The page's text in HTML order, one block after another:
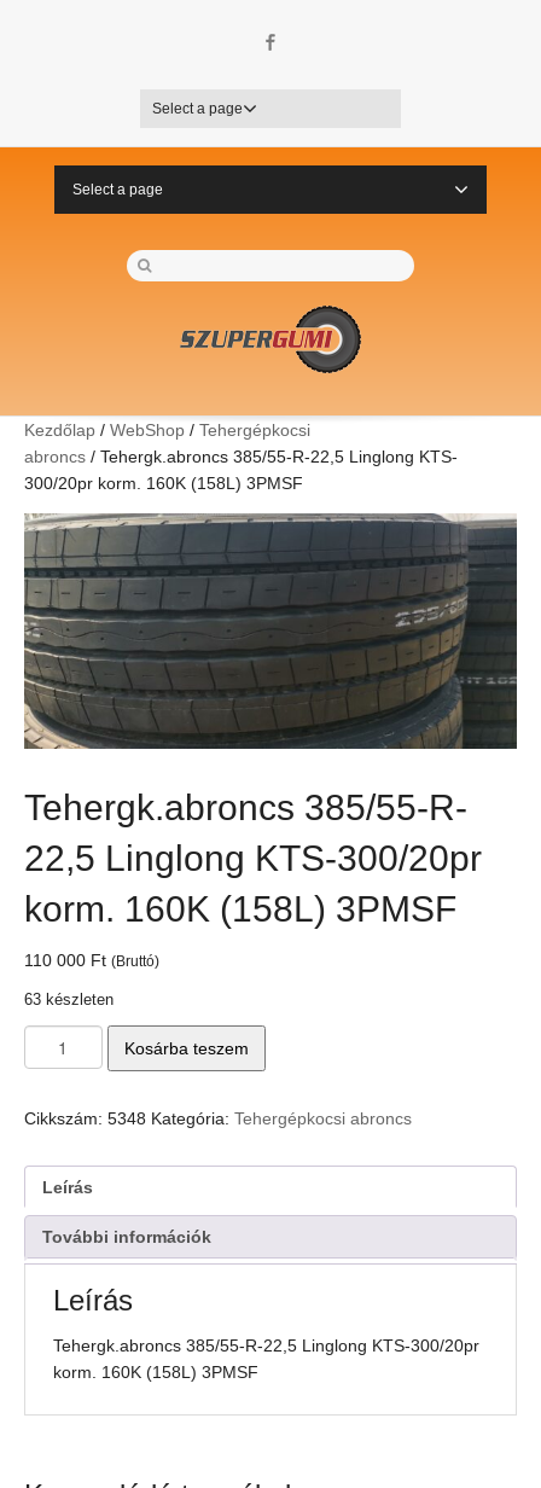
Select a page
Select a page
Kezdőlap / WebShop / Tehergépkocsi
abroncs / Tehergk.abroncs 385/55-R-22,5 Linglong KTS-
300/20pr korm. 160K (158L) 3PMSF
Tehergk.abroncs 385/55-R-
22,5 Linglong KTS-300/20pr
korm. 160K (158L) 3PMSF
110 000 Ft (Bruttó)
63 készleten
385/55-
22,5
300/20pr
korm.
160K
(158L)
mennyiség
Kosárba teszem
Cikkszám: 5348 Kategória: Tehergépkocsi abroncs
Leírás
További információk
Leírás
Tehergk.abroncs 385/55-R-22,5 Linglong KTS-300/20pr
korm. 160K (158L) 3PMSF